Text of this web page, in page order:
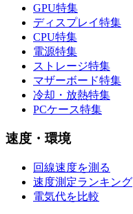
GPU特集
ディスプレイ特集
CPU特集
電源特集
ストレージ特集
マザーボード特集
冷却・放熱特集
PCケース特集
速度・環境
回線速度を測る
速度測定ランキング
電気代を比較